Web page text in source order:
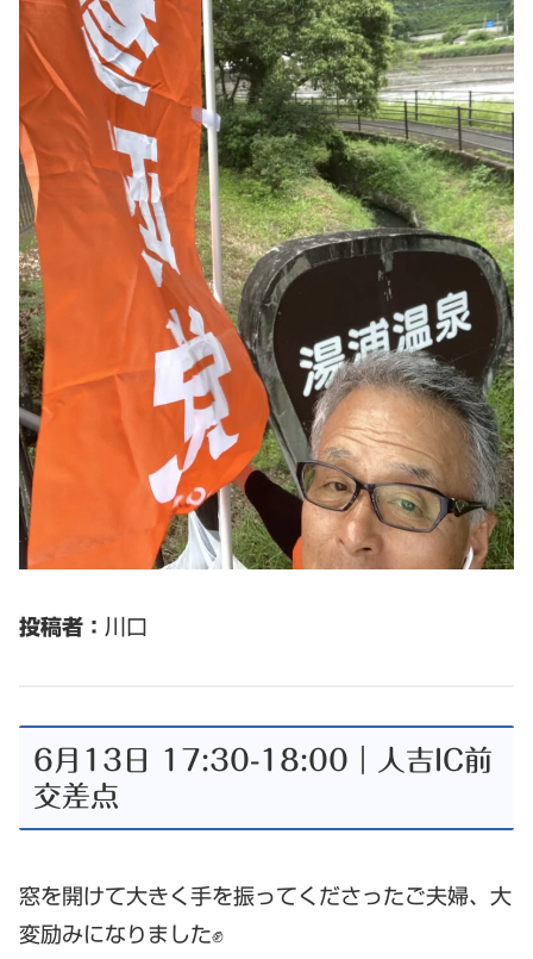
投稿者： 川口
6月13日 17:30-18:00｜人吉IC前
交差点
窓を開けて大きく手を振ってくださったご夫婦、大
変励みになりました✊